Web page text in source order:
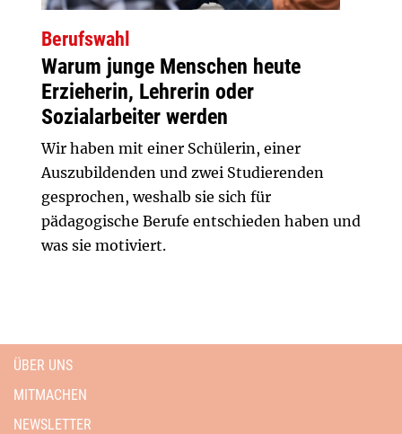
Berufswahl
Warum junge Menschen heute
Erzieherin, Lehrerin oder
Sozialarbeiter werden
Wir haben mit einer Schülerin, einer
Auszubildenden und zwei Studierenden
gesprochen, weshalb sie sich für
pädagogische Berufe entschieden haben und
was sie motiviert.
ÜBER UNS
MITMACHEN
NEWSLETTER